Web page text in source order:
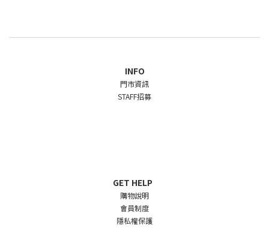
INFO
門市資訊
STAFF招募
GET HELP
購物說明
會員制度
隱私權保護